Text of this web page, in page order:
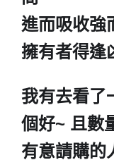
進而吸收強
擁有者得逢
我有去看了
個好~ 且數
有意請購的